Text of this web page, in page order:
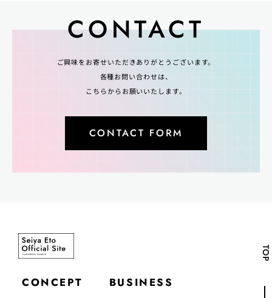
CONTACT
ご興味をお寄せいただきありがとうございます。
各種お問い合わせは、
こちらからお願いいたします。
CONTACT FORM
CONCEPT BUSINESS
TOP